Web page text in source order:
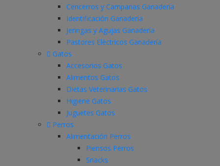
Cencerros y Campanas Ganadería
Identificación Ganadería
Jeringas y Agujas Ganadería
Pastores Eléctricos Ganadería
Gatos
Accesorios Gatos
Alimentos Gatos
Dietas Veterinarias Gatos
Higiene Gatos
Juguetes Gatos
Perros
Alimentación Perros
Piensos Perros
Snacks